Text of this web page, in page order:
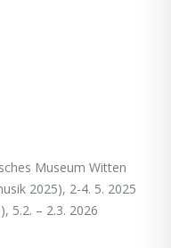
Museum Witten
2025), 2-4. 5. 2025
5.2. – 2.3. 2026